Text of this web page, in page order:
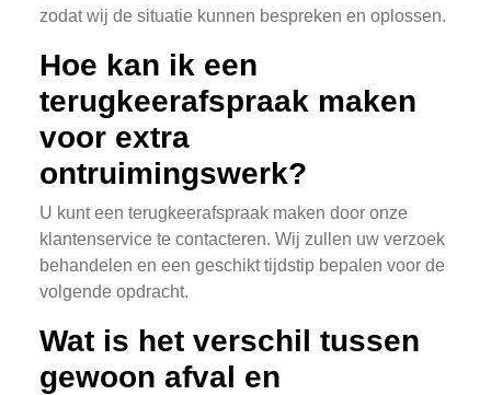
zodat wij de situatie kunnen bespreken en oplossen.
Hoe kan ik een
terugkeerafspraak maken
voor extra
ontruimingswerk?
U kunt een terugkeerafspraak maken door onze
klantenservice te contacteren. Wij zullen uw verzoek
behandelen en een geschikt tijdstip bepalen voor de
volgende opdracht.
Wat is het verschil tussen
gewoon afval en